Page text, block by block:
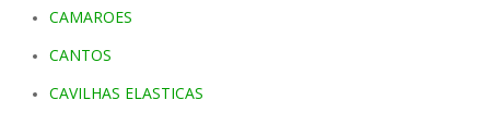
CAMAROES
CANTOS
CAVILHAS ELASTICAS